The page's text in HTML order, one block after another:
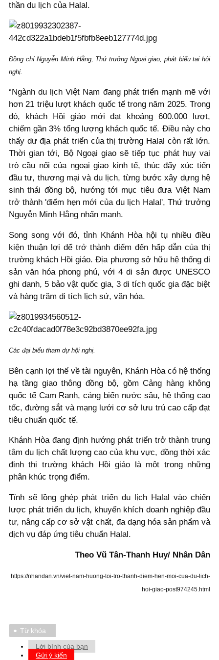
thần du lịch của Halal.
Đồng chí Nguyễn Minh Hằng, Thứ trưởng Ngoại giao, phát biểu tại hội
nghị.
“Ngành du lịch Việt Nam đang phát triển mạnh mẽ với
hơn 21 triệu lượt khách quốc tế trong năm 2025. Trong
đó, khách Hồi giáo mới đạt khoảng 600.000 lượt,
chiếm gần 3% tổng lượng khách quốc tế. Điều này cho
thấy dư địa phát triển của thị trường Halal còn rất lớn.
Thời gian tới, Bộ Ngoại giao sẽ tiếp tục phát huy vai
trò cầu nối của ngoại giao kinh tế, thúc đẩy xúc tiến
đầu tư, thương mại và du lịch, từng bước xây dựng hệ
sinh thái đồng bộ, hướng tới mục tiêu đưa Việt Nam
trở thành 'điểm hẹn mới của du lịch Halal', Thứ trưởng
Nguyễn Minh Hằng nhấn mạnh.
Song song với đó, tỉnh Khánh Hòa hội tụ nhiều điều
kiện thuận lợi để trở thành điểm đến hấp dẫn của thị
trường khách Hồi giáo. Địa phương sở hữu hệ thống di
sản văn hóa phong phú, với 4 di sản được UNESCO
ghi danh, 5 bảo vật quốc gia, 3 di tích quốc gia đặc biệt
và hàng trăm di tích lịch sử, văn hóa.
Các đại biểu tham dự hội nghị.
Bên cạnh lợi thế về tài nguyên, Khánh Hòa có hệ thống
hạ tầng giao thông đồng bộ, gồm Cảng hàng không
quốc tế Cam Ranh, cảng biển nước sâu, hệ thống cao
tốc, đường sắt và mạng lưới cơ sở lưu trú cao cấp đạt
tiêu chuẩn quốc tế.
Khánh Hòa đang định hướng phát triển trở thành trung
tâm du lịch chất lượng cao của khu vực, đồng thời xác
định thị trường khách Hồi giáo là một trong những
phân khúc trọng điểm.
Tỉnh sẽ lồng ghép phát triển du lịch Halal vào chiến
lược phát triển du lịch, khuyến khích doanh nghiệp đầu
tư, nâng cấp cơ sở vật chất, đa dạng hóa sản phẩm và
dịch vụ đáp ứng tiêu chuẩn Halal.
Theo Vũ Tân-Thanh Huy/ Nhân Dân
https://nhandan.vn/viet-nam-huong-toi-tro-thanh-diem-hen-moi-cua-du-lich-
hoi-giao-post974245.html
Từ khóa
Lời bình của bạn
Gửi ý kiến